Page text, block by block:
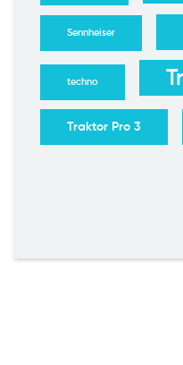
Sennheiser
techno
Traktor Pro 3